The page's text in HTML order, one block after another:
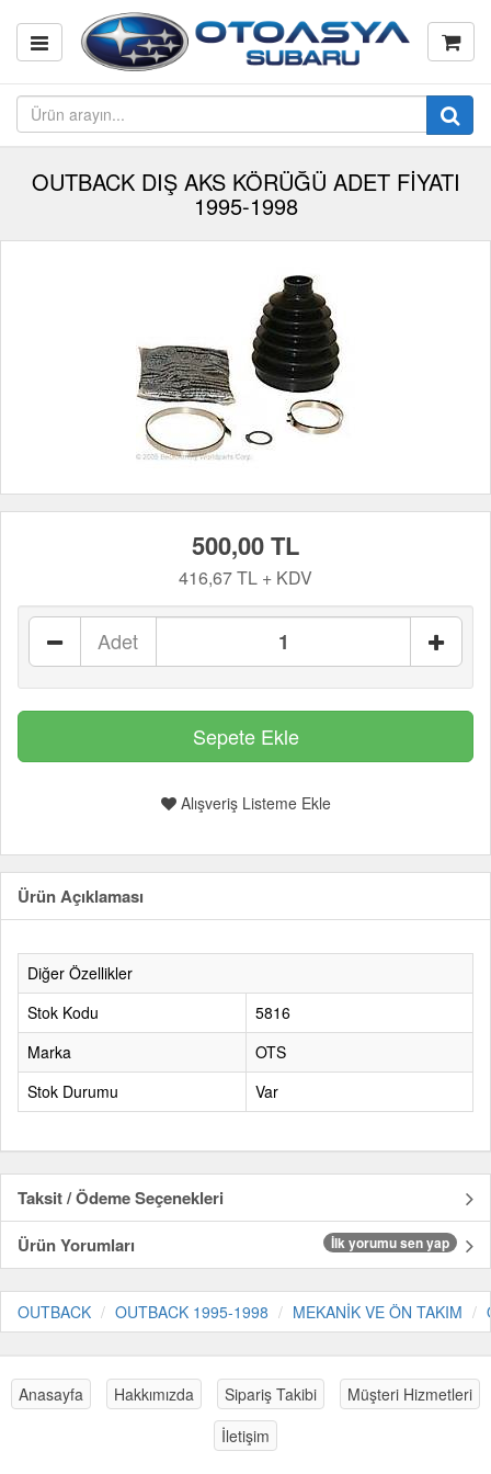
OUTBACK DIŞ AKS KÖRÜĞÜ ADET FİYATI
1995-1998
500,00 TL
416,67 TL + KDV
Adet
Alışveriş Listeme Ekle
Ürün Açıklaması
Diğer Özellikler
Stok Kodu
5816
Marka
OTS
Stok Durumu
Var
Taksit / Ödeme Seçenekleri
Ürün Yorumları
İlk yorumu sen yap
OUTBACK OUTBACK 1995-1998 MEKANİK VE ÖN TAKIM
Anasayfa Hakkımızda Sipariş Takibi
Müşteri Hizmetleri
İletişim